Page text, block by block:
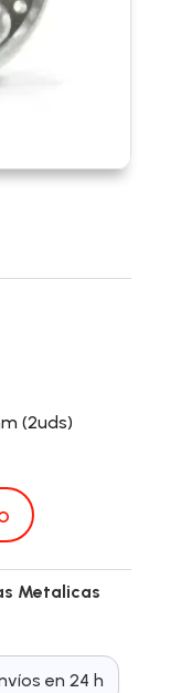
(2uds)
Metalicas
en 24 h